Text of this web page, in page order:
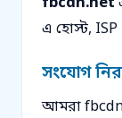
এ হোস্ট,
সংযোগ
আমরা